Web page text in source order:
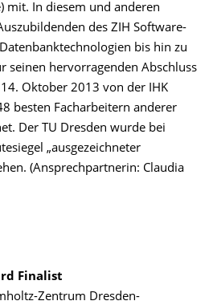
mit. In diesem und anderen
des ZIH Software-
bis hin zu
seinen hervorragenden Abschluss
Oktober 2013 von der IHK
besten Facharbeitern anderer
Der TU Dresden wurde bei
„ausgezeichneter
(Ansprechpartnerin: Claudia
Finalist
Zentrum Dresden-